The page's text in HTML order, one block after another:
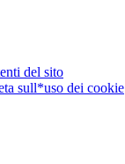
del sito
sull*uso dei cookie